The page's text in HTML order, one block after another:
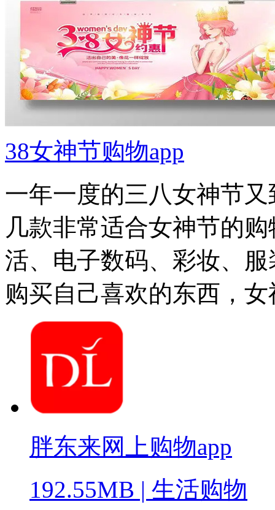
38女神节购物app
一年一度的三八女神节
几款非常适合女神节的
活、电子数码、彩妆、
购买自己喜欢的东西，
胖东来网上购物app
192.55MB | 生活购物